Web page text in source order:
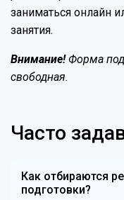
заниматься онлайн
занятия.
Внимание!Форма
свободная.
Часто
Как отбираются
подготовки?